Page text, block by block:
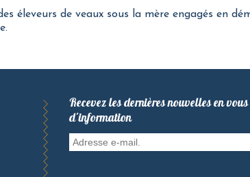
éleveurs de veaux sous la mère engagés en
Recevez les dernières nouvelles en
d'information
Adresse
e-